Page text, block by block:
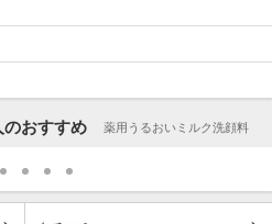
のおすすめ 薬用うるおいミルク洗顔料